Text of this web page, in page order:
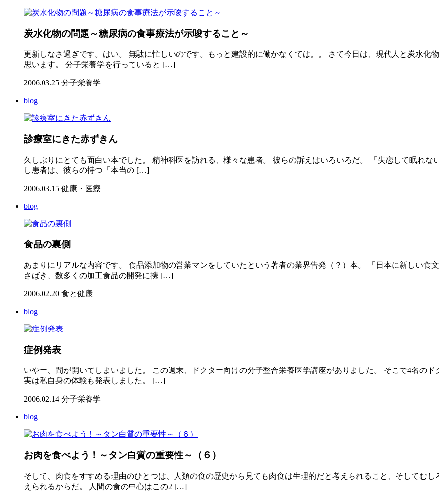
炭水化物の問題～糖尿病の食事療法が示唆すること～
更新しなさ過ぎです。はい。 無駄に忙しいのです。もっと建設的に働かなくては。。 さて今日は、現代人と炭水化
思います。 分子栄養学を行っていると […]
2006.03.25 分子栄養学
blog
診療室にきた赤ずきん
久しぶりにとても面白い本でした。 精神科医を訪れる、様々な患者。 彼らの訴えはいろいろだ。 「失恋して眠れ
し患者は、彼らの持つ「本当の […]
2006.03.15 健康・医療
blog
食品の裏側
あまりにリアルな内容です。 食品添加物の営業マンをしていたという著者の業界告発（？）本。 「日本に新しい食
さばき、数多くの加工食品の開発に携 […]
2006.02.20 食と健康
blog
症例発表
いやー、間が開いてしまいました。 この週末、ドクター向けの分子整合栄養医学講座がありました。 そこで4名の
実は私自身の体験も発表しました。 […]
2006.02.14 分子栄養学
blog
お肉を食べよう！～タン白質の重要性～（６）
そして、肉食をすすめる理由のひとつは、人類の食の歴史から見ても肉食は生理的だと考えられること、そしてむ
えられるからだ。 人間の食の中心はこの2 […]